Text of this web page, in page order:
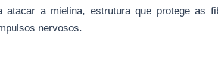
atacar a mielina, estrutura que protege as
nervosos.